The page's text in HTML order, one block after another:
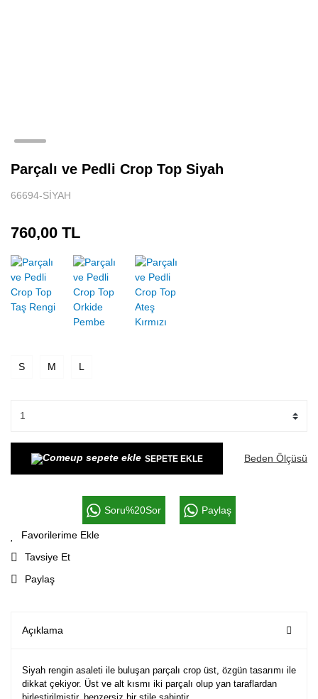
Parçalı ve Pedli Crop Top Siyah
66694-SİYAH
760,00 TL
S M L
SEPETE EKLE Beden Ölçüsü
Soru%20Sor Paylaş
Tavsiye Et
Paylaş
Açıklama
Siyah rengin asaleti ile buluşan parçalı crop üst, özgün tasarımı ile
dikkat çekiyor. Üst ve alt kısmı iki parçalı olup yan taraflardan